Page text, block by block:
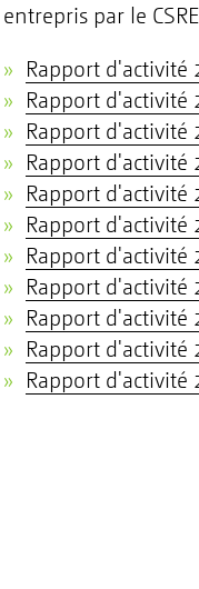
entrepris par le
Rapport d'activité
Rapport d'activité
Rapport d'activité
Rapport d'activité
Rapport d'activité
Rapport d'activité
Rapport d'activité
Rapport d'activité
Rapport d'activité
Rapport d'activité
Rapport d'activité